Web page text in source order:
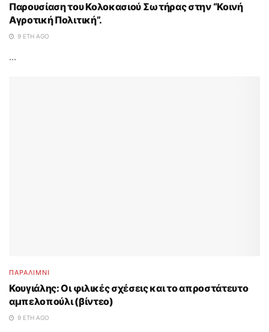
Παρουσίαση του Κολοκασιού Σωτήρας στην “Κοινή
Αγροτική Πολιτική”.
9 ΈΤΗ AGO
...
ΠΑΡΑΛΊΜΝΙ
Κουγιάλης: Οι φιλικές σχέσεις και το απροστάτευτο
αμπελοπούλι (βίντεο)
9 ΈΤΗ AGO